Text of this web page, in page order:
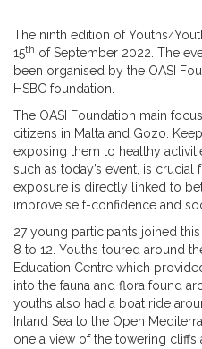
The ninth edition of
15th of September 2022. The
been organised by the OASI
HSBC foundation.
The OASI Foundation main
citizens in Malta and Gozo.
exposing them to healthy
such as today’s event, is
exposure is directly linked to
improve self-confidence and
27 young participants joined
8 to 12. Youths toured around
Education Centre which
into the fauna and flora found
youths also had a boat ride
Inland Sea to the Open
one a view of the towering cliffs